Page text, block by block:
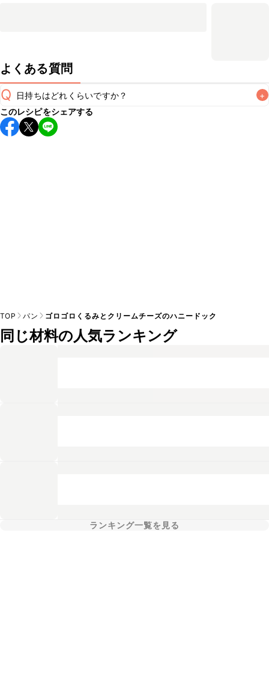
よくある質問
Q 日持ちはどれくらいですか？ +
保存期間は冷蔵で当日中が目安です。なるべくお早めにお召
し上がりください。
このレシピをシェアする
TOP パン ゴロゴロくるみとクリームチーズのハニードック
同じ材料の人気ランキング
ランキング一覧を見る